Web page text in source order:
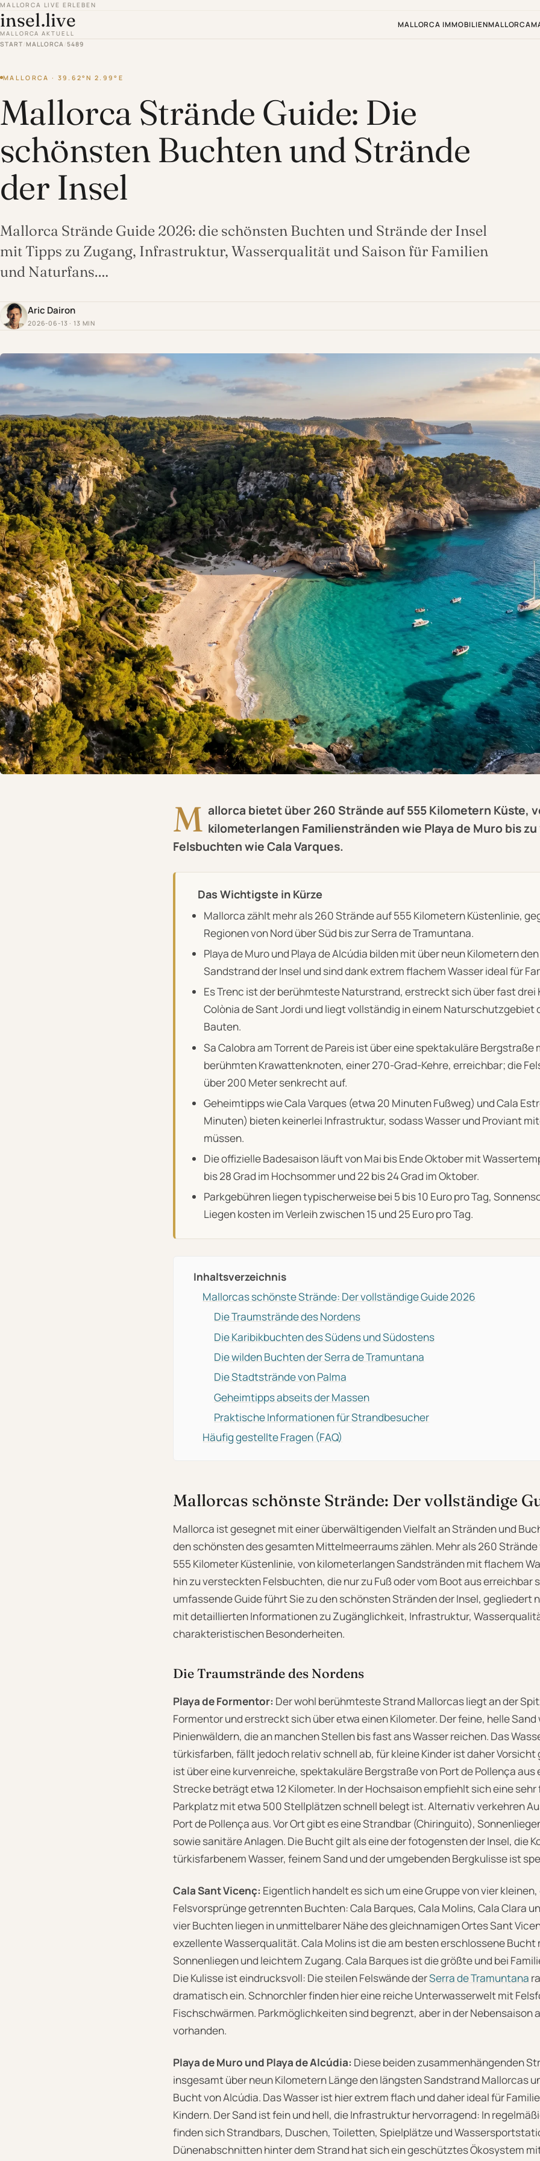
MALLORCA LIVE ERLEBEN
insel.live
MALLORCA AKTUELL
MALLORCA IMMOBILIENMALLORCA
START /MALLORCA /5489
MALLORCA · 39.62°N 2.99°E
Mallorca Strände Guide: Die
schönsten Buchten und Strände
der Insel
Mallorca Strände Guide 2026: die schönsten Buchten und Strände der Insel
mit Tipps zu Zugang, Infrastruktur, Wasserqualität und Saison für Familien
und Naturfans.…
Aric Dairon
2026-06-13 · 13 MIN
M allorca bietet über 260 Strände auf 555 Kilometern Küste,
kilometerlangen Familienstränden wie Playa de Muro bis
Felsbuchten wie Cala Varques.
Das Wichtigste in Kürze
Mallorca zählt mehr als 260 Strände auf 555 Kilometern Küstenlinie,
Regionen von Nord über Süd bis zur Serra de Tramuntana.
Playa de Muro und Playa de Alcúdia bilden mit über neun Kilometern
Sandstrand der Insel und sind dank extrem flachem Wasser ideal für
Es Trenc ist der berühmteste Naturstrand, erstreckt sich über fast drei
Colònia de Sant Jordi und liegt vollständig in einem Naturschutzgebiet
Bauten.
Sa Calobra am Torrent de Pareis ist über eine spektakuläre Bergstraße
berühmten Krawattenknoten, einer 270-Grad-Kehre, erreichbar; die
über 200 Meter senkrecht auf.
Geheimtipps wie Cala Varques (etwa 20 Minuten Fußweg) und Cala
Minuten) bieten keinerlei Infrastruktur, sodass Wasser und Proviant
müssen.
Die offizielle Badesaison läuft von Mai bis Ende Oktober mit
bis 28 Grad im Hochsommer und 22 bis 24 Grad im Oktober.
Parkgebühren liegen typischerweise bei 5 bis 10 Euro pro Tag,
Liegen kosten im Verleih zwischen 15 und 25 Euro pro Tag.
Inhaltsverzeichnis
Mallorcas schönste Strände: Der vollständige Guide 2026
Die Traumstrände des Nordens
Die Karibikbuchten des Südens und Südostens
Die wilden Buchten der Serra de Tramuntana
Die Stadtstrände von Palma
Geheimtipps abseits der Massen
Praktische Informationen für Strandbesucher
Häufig gestellte Fragen (FAQ)
Mallorcas schönste Strände: Der vollständige
Mallorca ist gesegnet mit einer überwältigenden Vielfalt an Stränden und
den schönsten des gesamten Mittelmeerraums zählen. Mehr als 260
555 Kilometer Küstenlinie, von kilometerlangen Sandstränden mit flachem
hin zu versteckten Felsbuchten, die nur zu Fuß oder vom Boot aus erreichbar
umfassende Guide führt Sie zu den schönsten Stränden der Insel, gegliedert
mit detaillierten Informationen zu Zugänglichkeit, Infrastruktur,
charakteristischen Besonderheiten.
Die Traumstrände des Nordens
Playa de Formentor: Der wohl berühmteste Strand Mallorcas liegt an der
Formentor und erstreckt sich über etwa einen Kilometer. Der feine, helle
Pinienwäldern, die an manchen Stellen bis fast ans Wasser reichen. Das
türkisfarben, fällt jedoch relativ schnell ab, für kleine Kinder ist daher Vorsicht
ist über eine kurvenreiche, spektakuläre Bergstraße von Port de Pollença aus
Strecke beträgt etwa 12 Kilometer. In der Hochsaison empfiehlt sich eine sehr
Parkplatz mit etwa 500 Stellplätzen schnell belegt ist. Alternativ verkehren
Port de Pollença aus. Vor Ort gibt es eine Strandbar (Chiringuito),
sowie sanitäre Anlagen. Die Bucht gilt als eine der fotogensten der Insel, die
türkisfarbenem Wasser, feinem Sand und der umgebenden Bergkulisse ist
Cala Sant Vicenç: Eigentlich handelt es sich um eine Gruppe von vier
Felsvorsprünge getrennten Buchten: Cala Barques, Cala Molins, Cala Clara
vier Buchten liegen in unmittelbarer Nähe des gleichnamigen Ortes Sant
exzellente Wasserqualität. Cala Molins ist die am besten erschlossene Bucht
Sonnenliegen und leichtem Zugang. Cala Barques ist die größte und bei
Die Kulisse ist eindrucksvoll: Die steilen Felswände derSerra de Tramuntana
dramatisch ein. Schnorchler finden hier eine reiche Unterwasserwelt mit
Fischschwärmen. Parkmöglichkeiten sind begrenzt, aber in der Nebensaison
vorhanden.
Playa de Muro und Playa de Alcúdia: Diese beiden zusammenhängenden
insgesamt über neun Kilometern Länge den längsten Sandstrand Mallorcas
Bucht von Alcúdia. Das Wasser ist hier extrem flach und daher ideal für
Kindern. Der Sand ist fein und hell, die Infrastruktur hervorragend: In
finden sich Strandbars, Duschen, Toiletten, Spielplätze und
Dünenabschnitten hinter dem Strand hat sich ein geschütztes Ökosystem